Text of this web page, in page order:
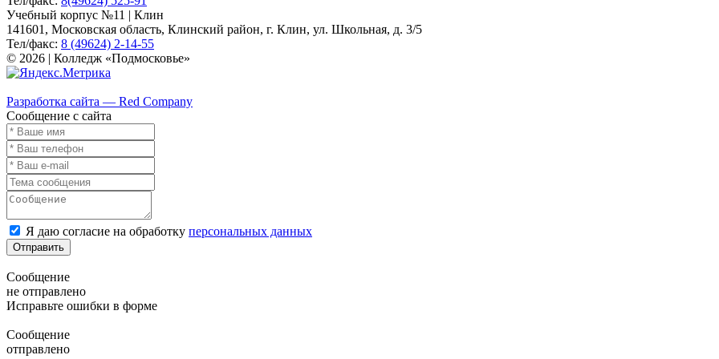
Учебный корпус №11 | Клин
141601, Московская область, Клинский район, г. Клин, ул. Школьная, д. 3/5
Тел/факс: 8 (49624) 2-14-55
© 2026 | Колледж «Подмосковье»
Разработка сайта — Red Company
Сообщение с сайта
Я даю согласие на обработку персональных данных
Отправить
Сообщение
не отправлено
Исправьте ошибки в форме
Сообщение
отправлено